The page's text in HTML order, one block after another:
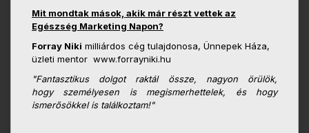
Mit mondtak mások, akik már részt vettek az
Egészség Marketing Napon?
Forray Niki milliárdos cég tulajdonosa, Ünnepek Háza,
üzleti mentor www.forrayniki.hu
"Fantasztikus dolgot raktál össze, nagyon örülök,
hogy személyesen is megismerhettelek, és hogy
ismerősökkel is találkoztam!"